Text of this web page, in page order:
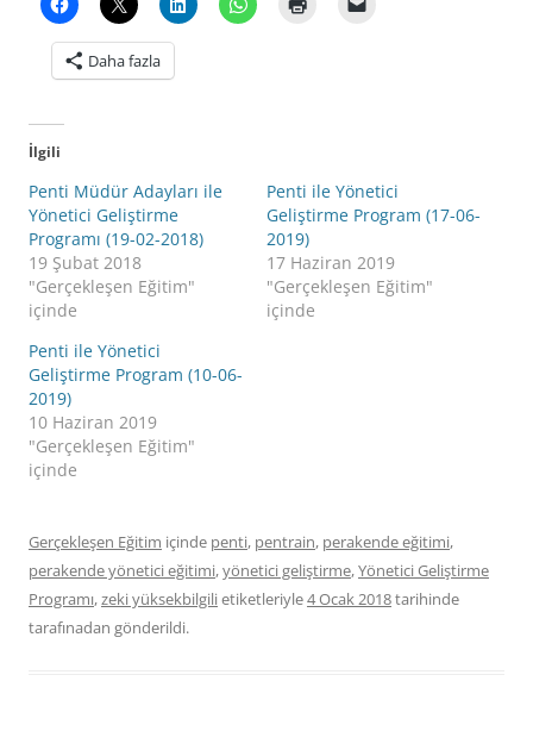
Daha fazla
İlgili
Penti Müdür Adayları ile
Yönetici Geliştirme
Programı (19-02-2018)
19 Şubat 2018
"Gerçekleşen Eğitim"
içinde
Penti ile Yönetici
Geliştirme Program (17-06-
2019)
17 Haziran 2019
"Gerçekleşen Eğitim"
içinde
Penti ile Yönetici
Geliştirme Program (10-06-
2019)
10 Haziran 2019
"Gerçekleşen Eğitim"
içinde
Gerçekleşen Eğitim içinde penti, pentrain, perakende eğitimi,
perakende yönetici eğitimi,yönetici geliştirme,Yönetici Geliştirme
Programı,zeki yüksekbilgilietiketleriyle4 Ocak 2018tarihinde
tarafınadan gönderildi.